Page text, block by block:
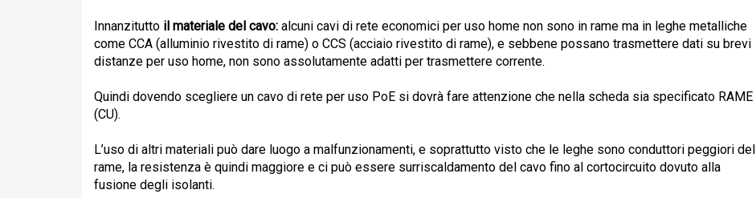
Innanzitutto il materiale del cavo: alcuni cavi di rete economici per uso home non sono in rame ma in leghe metalliche
come CCA (alluminio rivestito di rame) o CCS (acciaio rivestito di rame), e sebbene possano trasmettere dati su brevi
distanze per uso home, non sono assolutamente adatti per trasmettere corrente.
Quindi dovendo scegliere un cavo di rete per uso PoE si dovrà fare attenzione che nella scheda sia specificato RAME
(CU).
L’uso di altri materiali può dare luogo a malfunzionamenti, e soprattutto visto che le leghe sono conduttori peggiori del
rame, la resistenza è quindi maggiore e ci può essere surriscaldamento del cavo fino al cortocircuito dovuto alla
fusione degli isolanti.